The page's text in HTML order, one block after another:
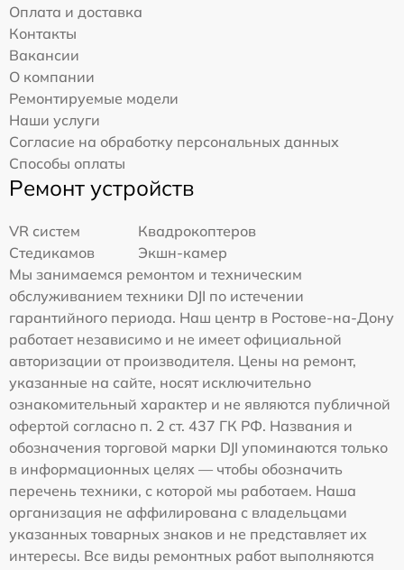
Оплата и доставка
Контакты
Вакансии
О компании
Ремонтируемые модели
Наши услуги
Согласие на обработку персональных данных
Способы оплаты
Ремонт устройств
VR систем
Квадрокоптеров
Стедикамов
Экшн-камер
Мы занимаемся ремонтом и техническим
обслуживанием техники DJI по истечении
гарантийного периода. Наш центр в Ростове-на-Дону
работает независимо и не имеет официальной
авторизации от производителя. Цены на ремонт,
указанные на сайте, носят исключительно
ознакомительный характер и не являются публичной
офертой согласно п. 2 ст. 437 ГК РФ. Названия и
обозначения торговой марки DJI упоминаются только
в информационных целях — чтобы обозначить
перечень техники, с которой мы работаем. Наша
организация не аффилирована с владельцами
указанных товарных знаков и не представляет их
интересы. Все виды ремонтных работ выполняются